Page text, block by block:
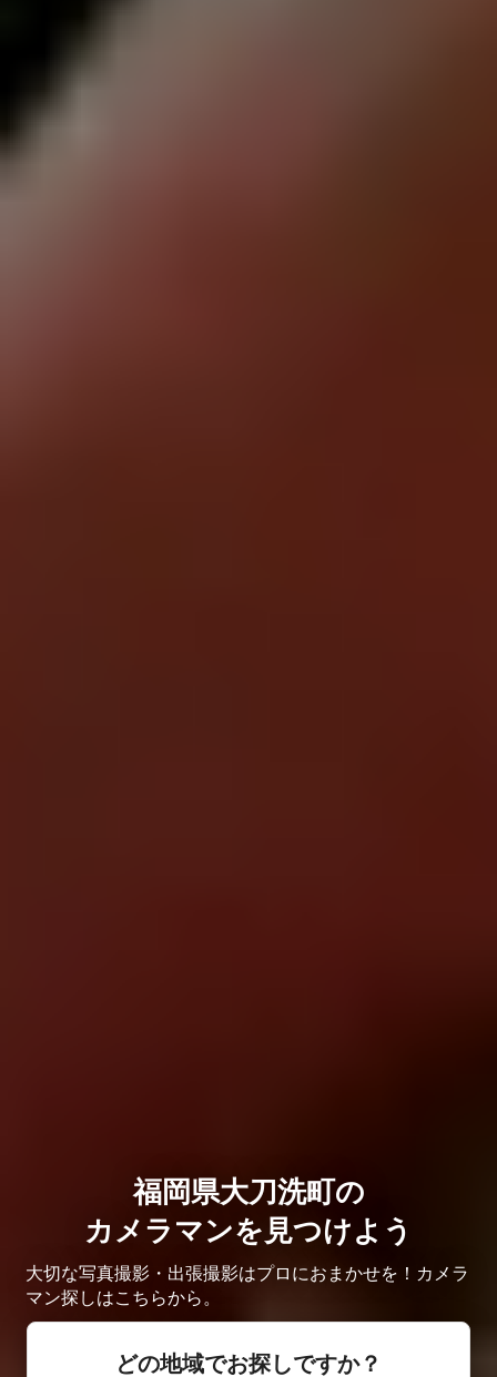
福岡県大刀洗町の
カメラマンを見つけよう
大切な写真撮影・出張撮影はプロにおまかせを！カメラ
マン探しはこちらから。
どの地域でお探しですか？